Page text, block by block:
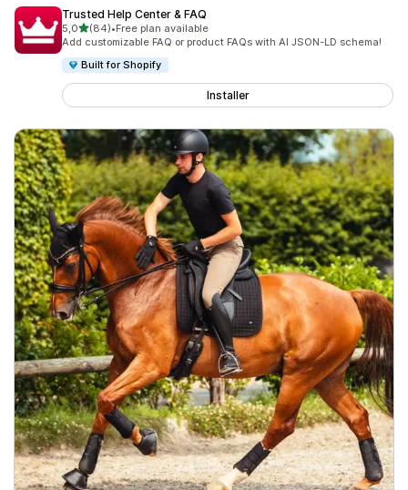
Trusted Help Center & FAQ
5,0av 5 stjerner
(84)
Totalt 84 omtaler
•Free plan available
Add customizable FAQ or product FAQs with AI JSON-LD schema!
Built for Shopify
Installer